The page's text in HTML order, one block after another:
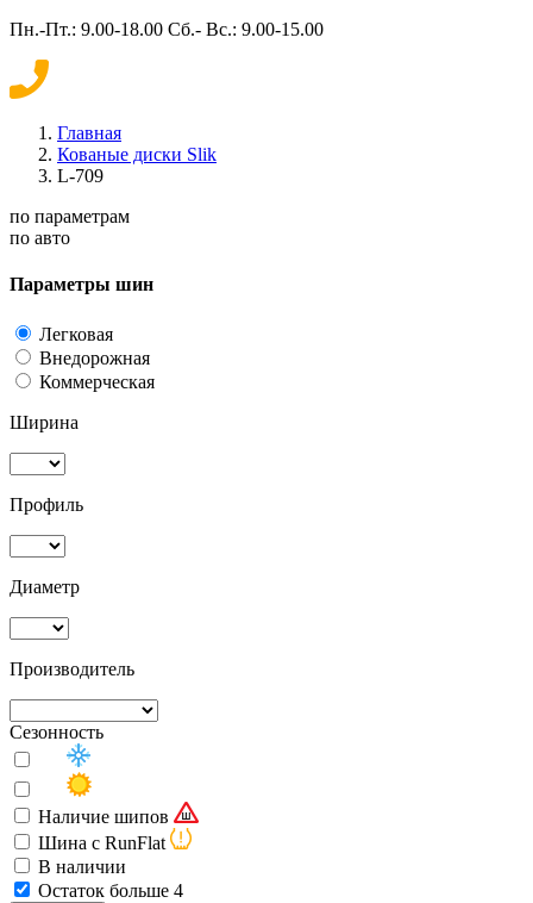
Пн.-Пт.: 9.00-18.00 Сб.- Вс.: 9.00-15.00
Главная
Кованые диски Slik
L-709
по параметрам
по авто
Параметры шин
Легковая
Внедорожная
Коммерческая
Ширина
Профиль
Диаметр
Производитель
Сезонность
Наличие шипов
Шина с RunFlat
В наличии
Остаток больше 4